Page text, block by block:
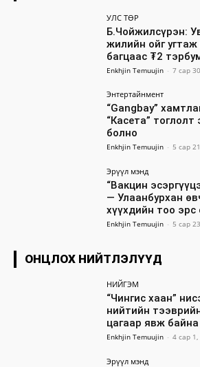
УЛС ТӨР
Б.Чойжилсүрэн:
жилийн ойг
багцаас ₮2
Enkhjin Temuujin - 7 сар
Энтертайнмент
“Gangbay”
“Касета”
болно
Enkhjin Temuujin - 5 сар
Эрүүл мэнд
“Вакцин
— Улаанбурхан
хүүхдийн тоо эрс
Enkhjin Temuujin - 5 сар
ОНЦЛОХ НИЙТЛЭЛҮҮД
НИЙГЭМ
“Чингис хаан”
нийтийн
цагаар явж байна
Enkhjin Temuujin - 4 сар 1,
Эрүүл мэнд